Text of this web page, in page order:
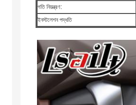
গতি নিয়ন্ত্রণ:
ইনস্টলেশন পদ্ধতি